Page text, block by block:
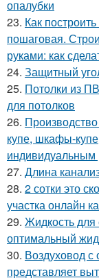
опалубки
23. Как
пошаговая.
руками: как
24. Защитный
25. Потолки из
для потолков
26.
купе, шкафы-
индивидуальным
27. Длина
28. 2 сотки это
участка онлайн
29. Жидкость
оптимальный
30. Воздуховод
представляет